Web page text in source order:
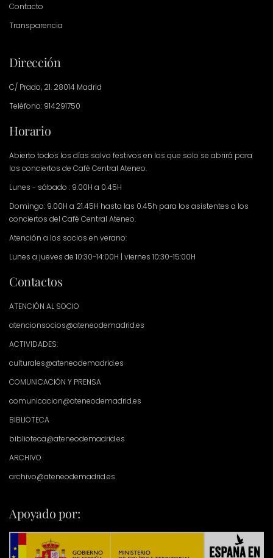
Contacto
Transparencia
Dirección
C/ Prado, 21. 28014 Madrid
Teléfono: 914291750
Horario
Abierto todos los días salvo festivos en los que solo se abrirá para
los conciertos de Café Central Ateneo.
Lunes - sábado : 9.00H a 0.45H
Domingo: 9.00H a 21.45H hasta las 0.45h para los asistentes a los
conciertos del Café Central Ateneo.
Atención a los socios en verano:
Lunes a jueves de 10:30-14:00H | viernes 10:30-15:00H
Contactos
ATENCIÓN AL SOCIO
atencionsocios@ateneodemadrid.es
ACTIVIDADES:
culturales@ateneodemadrid.es
COMUNICACIÓN Y PRENSA
comunicacion@ateneodemadrid.es
BIBLIOTECA
biblioteca@ateneodemadrid.es
ARCHIVO
archivo@ateneodemadrid.es
Apoyado por: